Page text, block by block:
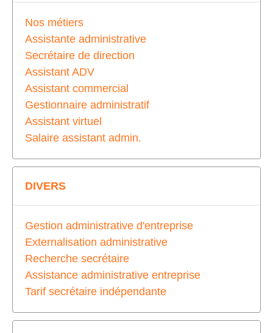
Nos métiers
Assistante administrative
Secrétaire de direction
Assistant ADV
Assistant commercial
Gestionnaire administratif
Assistant virtuel
Salaire assistant admin.
DIVERS
Gestion administrative d'entreprise
Externalisation administrative
Recherche secrétaire
Assistance administrative entreprise
Tarif secrétaire indépendante